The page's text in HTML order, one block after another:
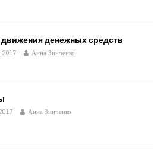
денежных средств
Анна Зинченко
Анна Зинченко